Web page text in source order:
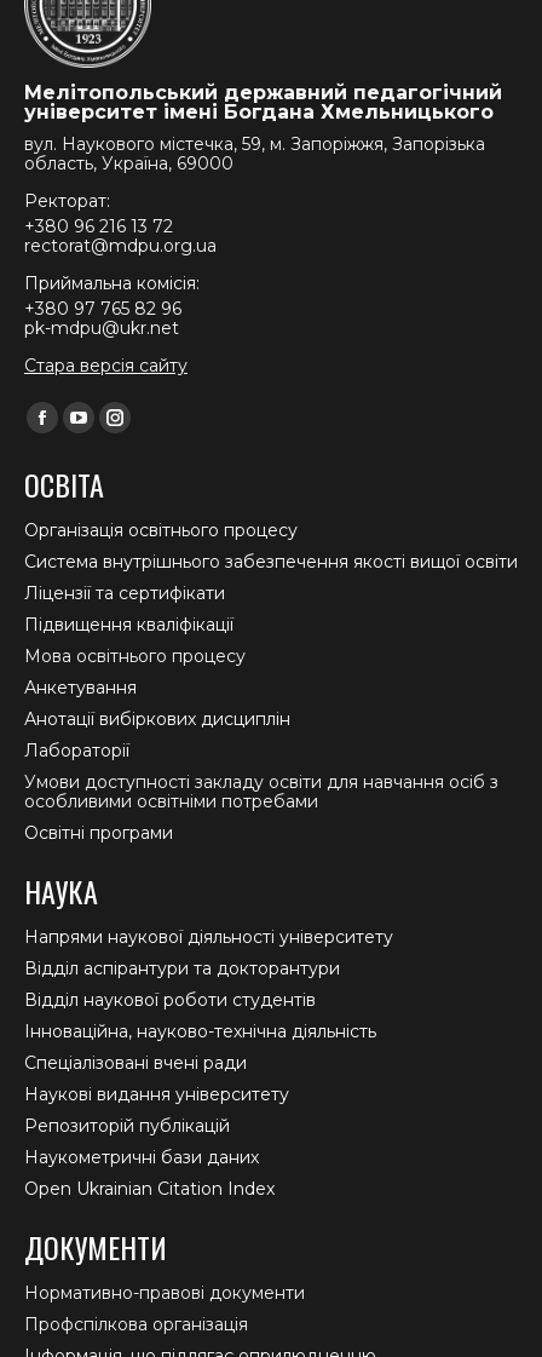
Мелітопольський державний педагогічний
університет імені Богдана Хмельницького
вул. Наукового містечка, 59, м. Запоріжжя, Запорізька
область, Україна, 69000
Ректорат:
+380 96 216 13 72
rectorat@mdpu.org.ua
Приймальна комісія:
+380 97 765 82 96
pk-mdpu@ukr.net
Стара версія сайту
Find us on:
Facebook
opens
in
new
window
YouTube
opens
in
new
window
Instagram
in
new
window
ОСВІТА
Організація освітнього процесу
Система внутрішнього забезпечення якості вищої освіти
Ліцензії та сертифікати
Підвищення кваліфікації
Мова освітнього процесу
Анкетування
Анотації вибіркових дисциплін
Лабораторії
Умови доступності закладу освіти для навчання осіб з
особливими освітніми потребами
Освітні програми
НАУКА
Напрями наукової діяльності університету
Відділ аспірантури та докторантури
Відділ наукової роботи студентів
Інноваційна, науково-технічна діяльність
Спеціалізовані вчені ради
Наукові видання університету
Репозиторій публікацій
Наукометричні бази даних
Open Ukrainian Citation Index
ДОКУМЕНТИ
Нормативно-правові документи
Профспілкова організація